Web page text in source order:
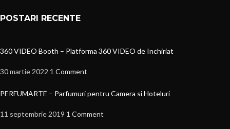
POSTARI RECENTE
360 VIDEO Booth – Platforma 360 VIDEO de Inchiriat
30 martie 2022 1 Comment
PERFUMARTE – Parfumuri pentru Camera si Hoteluri
11 septembrie 2019 1 Comment